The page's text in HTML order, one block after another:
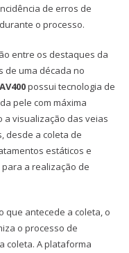
de erros de
o processo.
entre os destaques da
de uma década no
possui tecnologia de
pele com máxima
a visualização das veias
desde a coleta de
estáticos e
a realização de
que antecede a coleta, o
o processo de
coleta. A plataforma